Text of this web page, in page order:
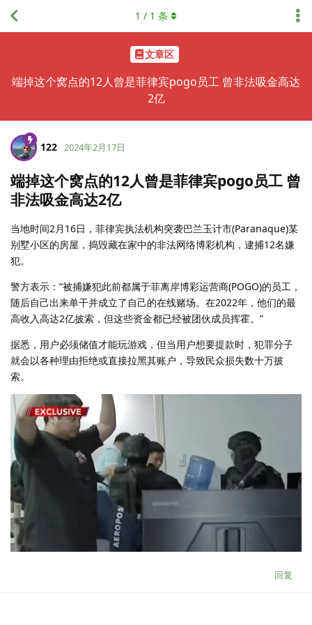
文章区
端掉这个窝点的12人曾是菲律宾pogo员工 曾非法吸金高达
2亿
1 / 1 条
122 2024年2月17日
端掉这个窝点的12人曾是菲律宾pogo员工 曾
非法吸金高达2亿
当地时间2月16日，菲律宾执法机构突袭巴兰玉计市(Paranaque)某
别墅小区的房屋，捣毁藏在家中的非法网络博彩机构，逮捕12名嫌
犯。
警方表示：“被捕嫌犯此前都属于菲离岸博彩运营商(POGO)的员工，
随后自己出来单干并成立了自己的在线赌场。在2022年，他们的最
高收入高达2亿披索，但这些资金都已经被团伙成员挥霍。”
据悉，用户必须储值才能玩游戏，但当用户想要提款时，犯罪分子
就会以各种理由拒绝或直接拉黑其账户，导致民众损失数十万披
索。
回复